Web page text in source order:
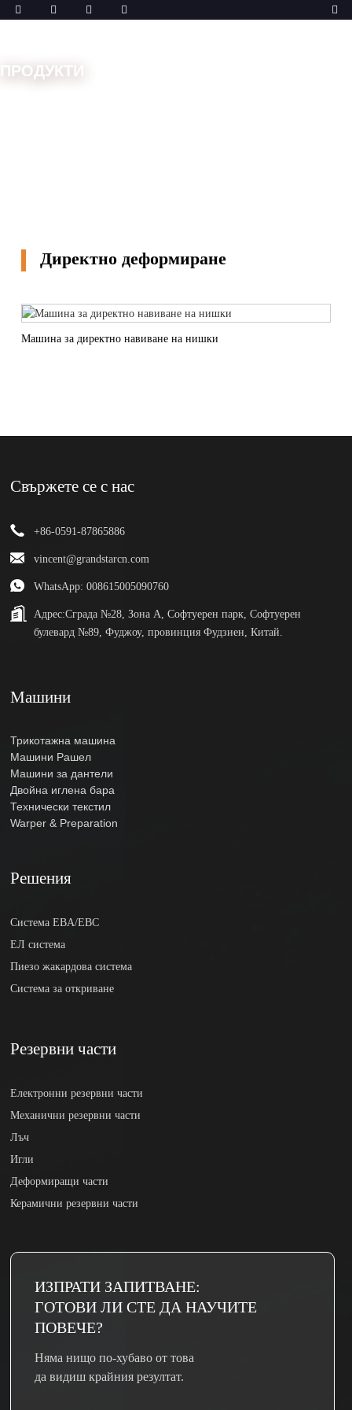
ПРОДУКТИ
Директно деформиране
Машина за директно навиване на нишки
Свържете се с нас
+86-0591-87865886
vincent@grandstarcn.com
WhatsApp: 008615005090760
Адрес:Сграда №28, Зона А, Софтуерен парк, Софтуерен
булевард №89, Фуджоу, провинция Фудзиен, Китай.
Машини
Трикотажна машина
Машини Рашел
Машини за дантели
Двойна иглена бара
Технически текстил
Warper & Preparation
Решения
Система EBA/EBC
ЕЛ система
Пиезо жакардова система
Система за откриване
Резервни части
Електронни резервни части
Механични резервни части
Лъч
Игли
Деформиращи части
Керамични резервни части
ИЗПРАТИ ЗАПИТВАНЕ:
ГОТОВИ ЛИ СТЕ ДА НАУЧИТЕ
ПОВЕЧЕ?
Няма нищо по-хубаво от това
да видиш крайния резултат.